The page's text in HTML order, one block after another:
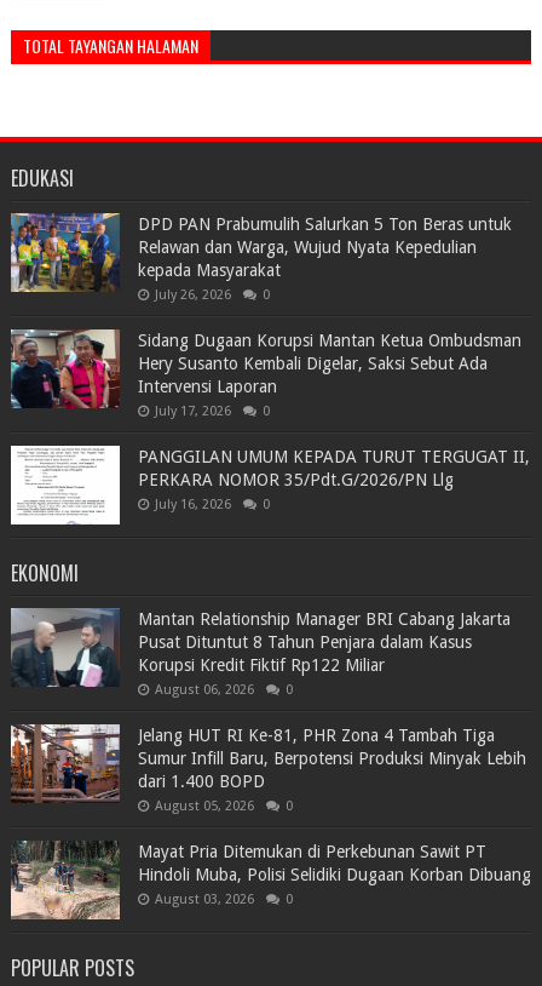
TOTAL TAYANGAN HALAMAN
EDUKASI
DPD PAN Prabumulih Salurkan 5 Ton Beras untuk
Relawan dan Warga, Wujud Nyata Kepedulian
kepada Masyarakat
July 26, 2026 0
Sidang Dugaan Korupsi Mantan Ketua Ombudsman
Hery Susanto Kembali Digelar, Saksi Sebut Ada
Intervensi Laporan
July 17, 2026 0
PANGGILAN UMUM KEPADA TURUT TERGUGAT II,
PERKARA NOMOR 35/Pdt.G/2026/PN Llg
July 16, 2026 0
EKONOMI
Mantan Relationship Manager BRI Cabang Jakarta
Pusat Dituntut 8 Tahun Penjara dalam Kasus
Korupsi Kredit Fiktif Rp122 Miliar
August 06, 2026 0
Jelang HUT RI Ke-81, PHR Zona 4 Tambah Tiga
Sumur Infill Baru, Berpotensi Produksi Minyak Lebih
dari 1.400 BOPD
August 05, 2026 0
Mayat Pria Ditemukan di Perkebunan Sawit PT
Hindoli Muba, Polisi Selidiki Dugaan Korban Dibuang
August 03, 2026 0
POPULAR POSTS